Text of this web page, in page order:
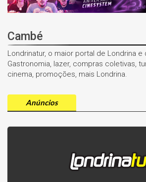
Cambé
Londrinatur, o maior portal de Londrina e
Gastronomia, lazer, compras coletivas,
cinema, promoções, mais Londrina.
Anúncios